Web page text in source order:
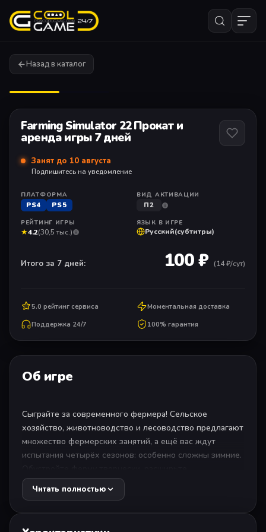
Назад в каталог
Farming Simulator 22 Прокат и
аренда игры 7 дней
Занят до 10 августа
Подпишитесь на уведомление
ПЛАТФОРМА
PS4 PS5
ВИД АКТИВАЦИИ
П2
РЕЙТИНГ ИГРЫ
★4.2(30,5 тыс.)
ЯЗЫК В ИГРЕ
Русский(субтитры)
Итого за 7 дней: 100 ₽ (14₽/сут)
5.0 рейтинг сервиса
Моментальная доставка
Поддержка 24/7
100% гарантия
Об игре
Сыграйте за современного фермера! Сельское
хозяйство, животноводство и лесоводство предлагают
множество фермерских занятий, а ещё вас ждут
испытания четырёх сезонов: особенно сложны зимние.
производство с помощью его цепочек и создайте
целую сельскохозяйственную империю! Фермой
Читать полностью